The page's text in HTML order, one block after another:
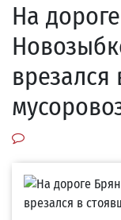
На
врезался